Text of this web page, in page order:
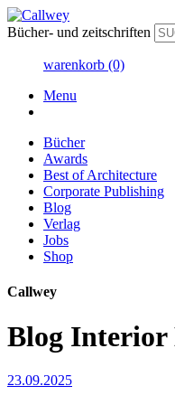
Bücher- und zeitschriften
warenkorb (0)
Menu
Bücher
Awards
Best of Architecture
Corporate Publishing
Blog
Verlag
Jobs
Shop
Callwey
Blog Interior
23.09.2025